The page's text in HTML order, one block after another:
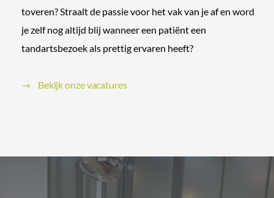
toveren? Straalt de passie voor het vak van je af en word
je zelf nog altijd blij wanneer een patiënt een
tandartsbezoek als prettig ervaren heeft?
Bekijk onze vacatures